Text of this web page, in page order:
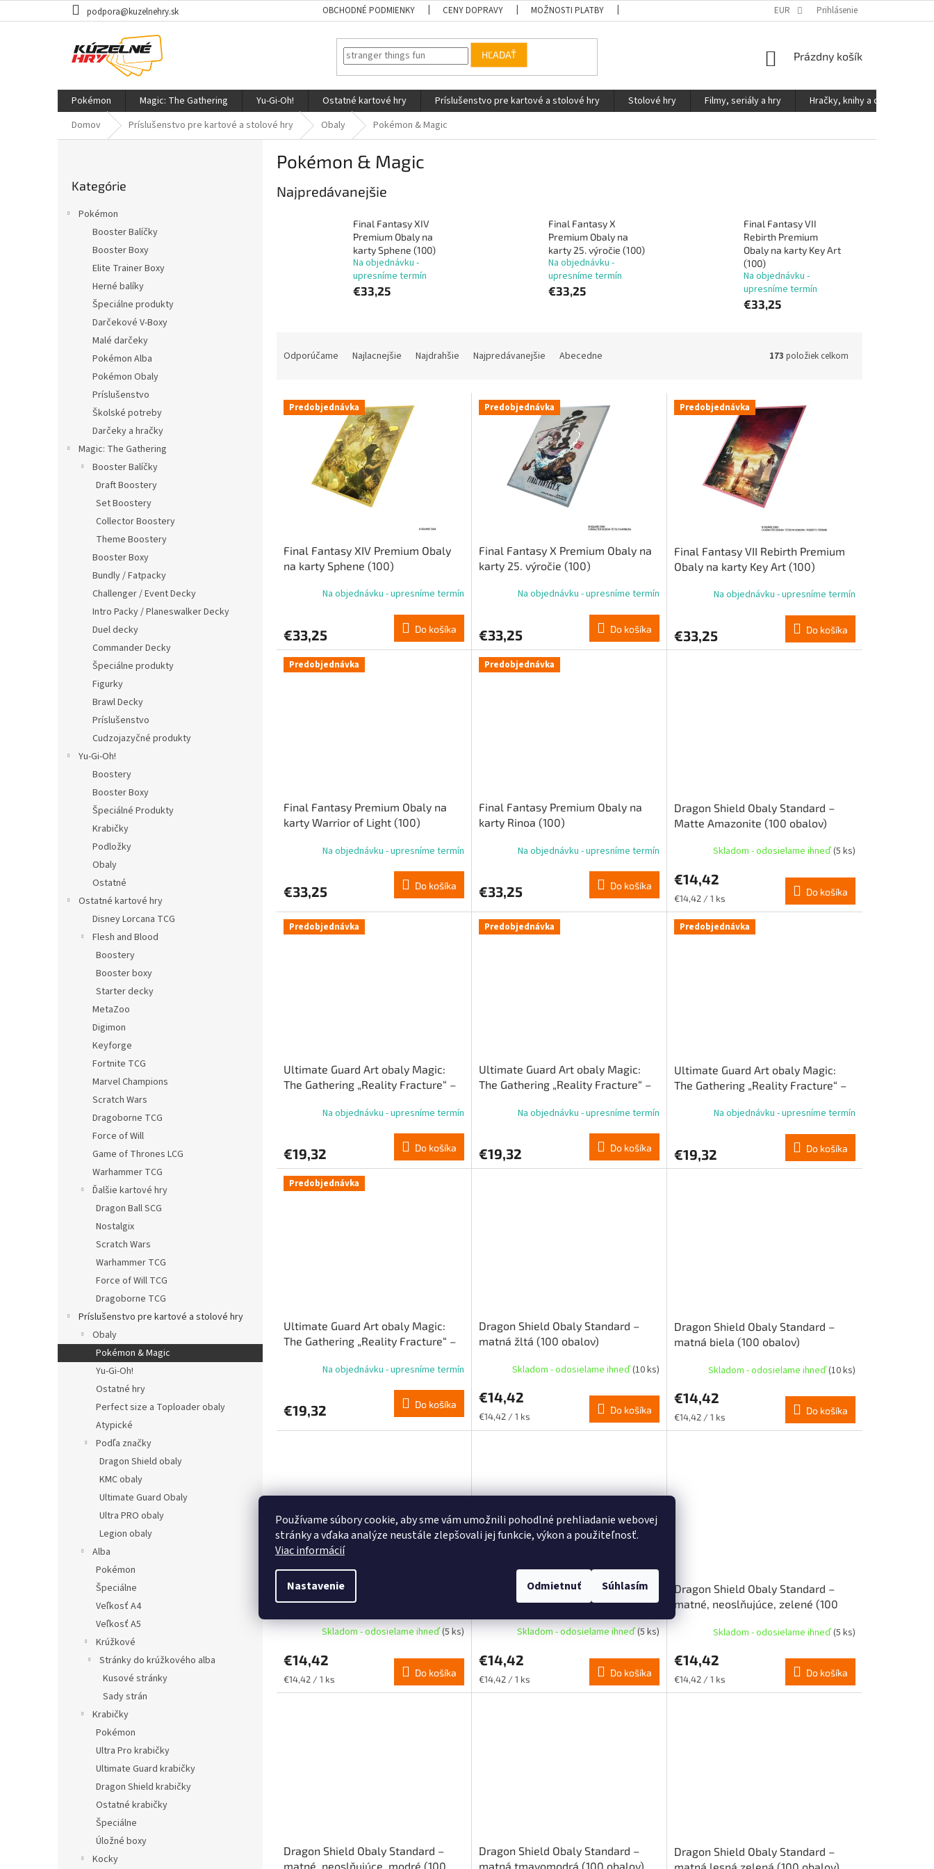
Používame súbory cookie, aby sme vám umožnili pohodlné prehliadanie webovej
stránky a vďaka analýze neustále zlepšovali jej funkcie, výkon a použiteľnosť.
Viac informácií
Nastavenie Odmietnuť Súhlasím
na
podpora@kuzelnehry.sk OBCHODNÉ PODMIENKY CENY DOPRAVY MOŽNOSTI PLATBY PODMIENKY OCHRANY OSOBNÝCH ÚDAJOV
EUR Prihlásenie
HĽADAŤ
NÁKUPNÝ
Prázdny košík
Pokémon Magic: The Gathering Yu-Gi-Oh! Ostatné kartové hry Príslušenstvo pre kartové a stolové hry Stolové hry Filmy, seriály a hry
Hračky, knihy a ostatné
Domov
Príslušenstvo pre kartové a stolové hry Obaly Pokémon & Magic
kategórie
Kategórie
Pokémon
Booster Balíčky
Booster Boxy
Elite Trainer Boxy
Herné balíky
Špeciálne produkty
Darčekové V-Boxy
Malé darčeky
Pokémon Alba
Pokémon Obaly
Príslušenstvo
Školské potreby
Darčeky a hračky
Magic: The Gathering
Booster Balíčky
Draft Boostery
Set Boostery
Collector Boostery
Theme Boostery
Booster Boxy
Bundly / Fatpacky
Challenger / Event Decky
Intro Packy / Planeswalker Decky
Duel decky
Commander Decky
Špeciálne produkty
Figurky
Brawl Decky
Príslušenstvo
Cudzojazyčné produkty
Yu-Gi-Oh!
Boostery
Booster Boxy
Špeciálné Produkty
Krabičky
Podložky
Obaly
Ostatné
Ostatné kartové hry
Disney Lorcana TCG
Flesh and Blood
Boostery
Booster boxy
Starter decky
MetaZoo
Digimon
Keyforge
Fortnite TCG
Marvel Champions
Scratch Wars
Dragoborne TCG
Force of Will
Game of Thrones LCG
Warhammer TCG
Ďalšie kartové hry
Dragon Ball SCG
Nostalgix
Scratch Wars
Warhammer TCG
Force of Will TCG
Dragoborne TCG
Príslušenstvo pre kartové a stolové hry
Obaly
Pokémon & Magic
Yu-Gi-Oh!
Ostatné hry
Perfect size a Toploader obaly
Atypické
Podľa značky
Dragon Shield obaly
KMC obaly
Ultimate Guard Obaly
Ultra PRO obaly
Legion obaly
Alba
Pokémon
Špeciálne
Veľkosť A4
Veľkosť A5
Krúžkové
Stránky do krúžkového alba
Kusové stránky
Sady strán
Krabičky
Pokémon
Ultra Pro krabičky
Ultimate Guard krabičky
Dragon Shield krabičky
Ostatné krabičky
Špeciálne
Úložné boxy
Kocky
Pokémon & Magic
Najpredávanejšie
Final Fantasy XIV
Premium Obaly na
karty Sphene (100)
Na objednávku -
upresníme termín
€33,25
Final Fantasy X
Premium Obaly na
karty 25. výročie (100)
Na objednávku -
upresníme termín
€33,25
Final Fantasy VII
Rebirth Premium
Obaly na karty Key Art
(100)
Na objednávku -
upresníme termín
€33,25
n
Odporúčame Najlacnejšie Najdrahšie Najpredávanejšie Abecedne 173 položiek celkom
V Predobjednávka
Final Fantasy XIV Premium Obaly
na karty Sphene (100)
Na objednávku - upresníme termín
€33,25 Do košíka
Predobjednávka
Final Fantasy X Premium Obaly na
karty 25. výročie (100)
Na objednávku - upresníme termín
€33,25 Do košíka
Predobjednávka
Final Fantasy VII Rebirth Premium
Obaly na karty Key Art (100)
Na objednávku - upresníme termín
€33,25 Do košíka
Predobjednávka
Final Fantasy Premium Obaly na
karty Warrior of Light (100)
Na objednávku - upresníme termín
€33,25 Do košíka
Predobjednávka
Final Fantasy Premium Obaly na
karty Rinoa (100)
Na objednávku - upresníme termín
€33,25 Do košíka
Dragon Shield Obaly Standard –
Matte Amazonite (100 obalov)
Skladom - odosielame ihneď(5 ks)
€14,42
Jednotková
cena:
€14,42 / 1 ks
Do košíka
Predobjednávka
Ultimate Guard Art obaly Magic:
The Gathering „Reality Fracture“ –
Na objednávku - upresníme termín
€19,32 Do košíka
Predobjednávka
Ultimate Guard Art obaly Magic:
The Gathering „Reality Fracture“ –
Na objednávku - upresníme termín
€19,32 Do košíka
Predobjednávka
Ultimate Guard Art obaly Magic:
The Gathering „Reality Fracture“ –
Na objednávku - upresníme termín
€19,32 Do košíka
Predobjednávka
Ultimate Guard Art obaly Magic:
The Gathering „Reality Fracture“ –
Na objednávku - upresníme termín
€19,32 Do košíka
Dragon Shield Obaly Standard –
matná žltá (100 obalov)
Skladom - odosielame ihneď(10 ks)
€14,42
Jednotková
cena:
€14,42 / 1 ks
Do košíka
Dragon Shield Obaly Standard –
matná biela (100 obalov)
Skladom - odosielame ihneď(10 ks)
€14,42
Jednotková
cena:
€14,42 / 1 ks
Do košíka
Dragon Shield Obaly Standard –
Matná tyrkysová „Atebeck“ (100
obalov)
Skladom - odosielame ihneď(5 ks)
€14,42
Jednotková
cena:
€14,42 / 1 ks
Do košíka
Dragon Shield Obaly Standard –
matné, antireflexné, priehľadné
(100 obalov)
Skladom - odosielame ihneď(5 ks)
€14,42
Jednotková
cena:
€14,42 / 1 ks
Do košíka
Dragon Shield Obaly Standard –
matné, neoslňujúce, zelené (100
obalov)
Skladom - odosielame ihneď(5 ks)
€14,42
Jednotková
cena:
€14,42 / 1 ks
Do košíka
Dragon Shield Obaly Standard –
matné, neoslňujúce, modré (100
Dragon Shield Obaly Standard –
matná tmavomodrá (100 obalov)
Dragon Shield Obaly Standard –
matná lesná zelená (100 obalov)